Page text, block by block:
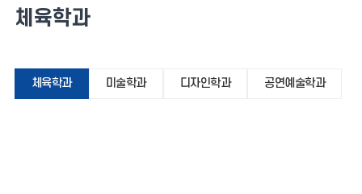
체육학과
체육학과 미술학과 디자인학과 공연예술학과